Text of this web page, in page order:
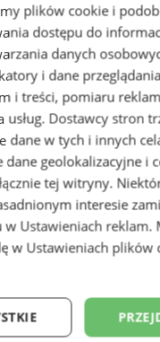
plików cookie i
dostępu do
danych
i dane
i treści, pomiaru
usług. Dostawcy stron
dane w tych i innych
geolokalizacyjne i
tej witryny.
interesie
w Ustawieniach reklam.
w Ustawieniach plików